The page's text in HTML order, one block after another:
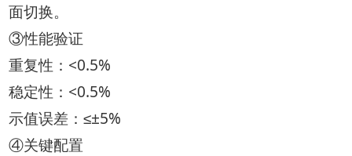
面切换。
③性能验证
重复性：<0.5%
稳定性：<0.5%
示值误差：≤±5%
④关键配置